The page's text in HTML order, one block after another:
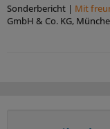
Sonderbericht | Mit
GmbH & Co. KG,